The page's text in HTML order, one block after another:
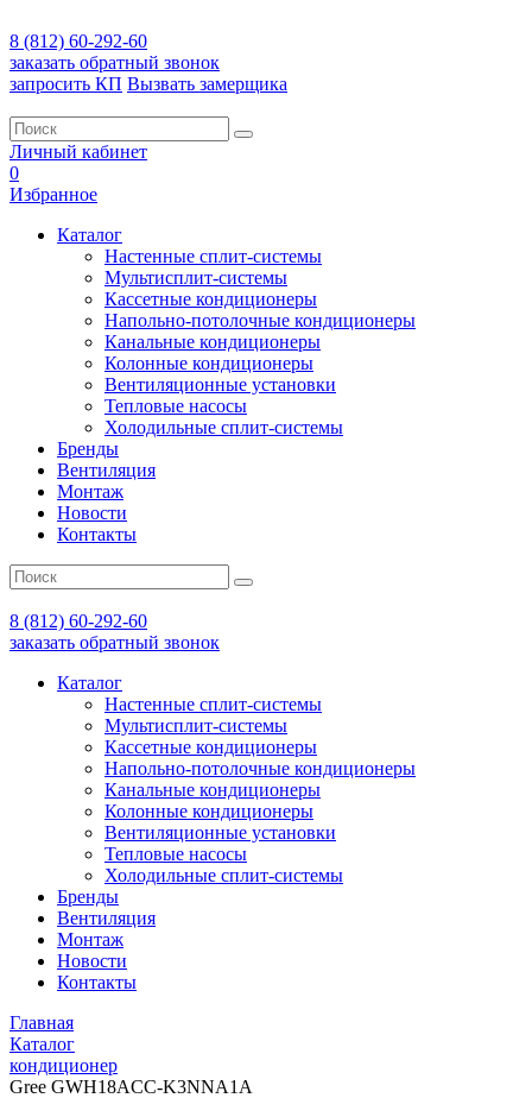
8 (812) 60-292-60
заказать обратный звонок
запросить КП Вызвать замерщика
Личный кабинет
0
Избранное
Каталог
Настенные сплит-системы
Мультисплит-системы
Кассетные кондиционеры
Напольно-потолочные кондиционеры
Канальные кондиционеры
Колонные кондиционеры
Вентиляционные установки
Тепловые насосы
Холодильные сплит-системы
Бренды
Вентиляция
Монтаж
Новости
Контакты
8 (812) 60-292-60
заказать обратный звонок
Каталог
Настенные сплит-системы
Мультисплит-системы
Кассетные кондиционеры
Напольно-потолочные кондиционеры
Канальные кондиционеры
Колонные кондиционеры
Вентиляционные установки
Тепловые насосы
Холодильные сплит-системы
Бренды
Вентиляция
Монтаж
Новости
Контакты
Главная
Каталог
кондиционер
Gree GWH18ACC-K3NNA1A